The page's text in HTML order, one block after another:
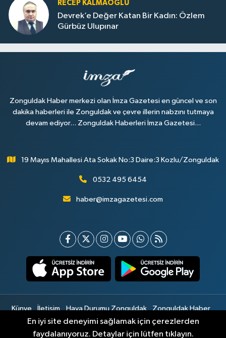
RECEP KALMAOĞLU
Devrek’e Değer Katan Bir Kadın: Özlem
Gürbüz Ulupınar
Zonguldak Haber merkezi olan İmza Gazetesi en güncel ve son
dakika haberleri ile Zonguldak ve çevre illerin nabzını tutmaya
devam ediyor... Zonguldak Haberleri İmza Gazetesi...
19 Mayıs Mahallesi Ata Sokak No:3 Daire:3 Kozlu/Zonguldak
0532 495 6454
haber@imzagazetesi.com
Künye İletişim Hava Durumu Zonguldak
Zonguldak Haber
Gizlilik Sözleşmesi
Hizmet Şartları Sitemap
En iyi site deneyimi sağlamak için çerezlerden
faydalanıyoruz. Detaylar için lütfen tıklayın.